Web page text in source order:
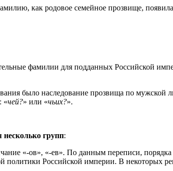
как родовое семейное прозвище,
фамилии для подданных Российской
было наследование прозвища по
«чей?» или «чьих?».
групп:
«-ов», «-ев». По данным переписи,
политики Российской империи. В некоторых